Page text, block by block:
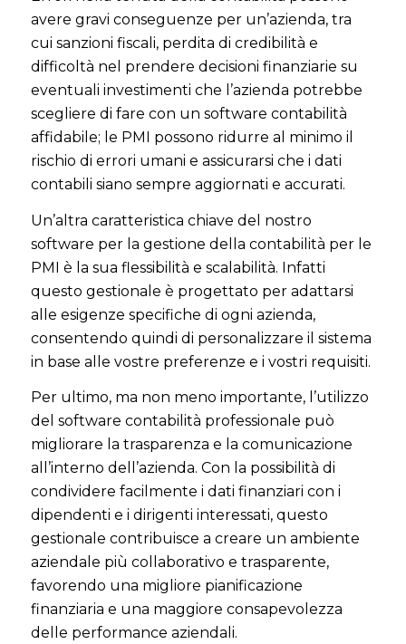
avere gravi conseguenze per un’azienda, tra
cui sanzioni fiscali, perdita di credibilità e
difficoltà nel prendere decisioni finanziarie su
eventuali investimenti che l’azienda potrebbe
scegliere di fare con un software contabilità
affidabile; le PMI possono ridurre al minimo il
rischio di errori umani e assicurarsi che i dati
contabili siano sempre aggiornati e accurati.
Un’altra caratteristica chiave del nostro
software per la gestione della contabilità per le
PMI è la sua flessibilità e scalabilità. Infatti
questo gestionale è progettato per adattarsi
alle esigenze specifiche di ogni azienda,
consentendo quindi di personalizzare il sistema
in base alle vostre preferenze e i vostri requisiti.
Per ultimo, ma non meno importante, l’utilizzo
del software contabilità professionale può
migliorare la trasparenza e la comunicazione
all’interno dell’azienda. Con la possibilità di
condividere facilmente i dati finanziari con i
dipendenti e i dirigenti interessati, questo
gestionale contribuisce a creare un ambiente
aziendale più collaborativo e trasparente,
favorendo una migliore pianificazione
finanziaria e una maggiore consapevolezza
delle performance aziendali.